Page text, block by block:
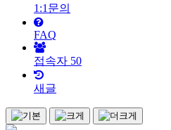
1:1문의
FAQ
접속자 50
새글